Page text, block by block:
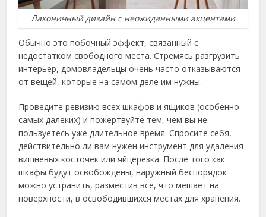
Лаконичный дизайн с неожиданными акцентами
Обычно это побочный эффект, связанный с
недостатком свободного места. Стремясь разгрузить
интерьер, домовладельцы очень часто отказываются
от вещей, которые на самом деле им нужны.
Проведите ревизию всех шкафов и ящиков (особенно
самых далеких) и пожертвуйте тем, чем вы не
пользуетесь уже длительное время. Спросите себя,
действительно ли вам нужен инструмент для удаления
вишневых косточек или яйцерезка. После того как
шкафы будут освобождены, наружный беспорядок
можно устранить, разместив всё, что мешает на
поверхности, в освободившихся местах для хранения.